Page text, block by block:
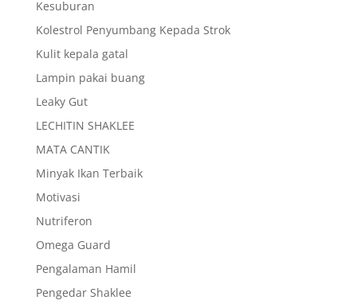
Kesuburan
Kolestrol Penyumbang Kepada Strok
Kulit kepala gatal
Lampin pakai buang
Leaky Gut
LECHITIN SHAKLEE
MATA CANTIK
Minyak Ikan Terbaik
Motivasi
Nutriferon
Omega Guard
Pengalaman Hamil
Pengedar Shaklee